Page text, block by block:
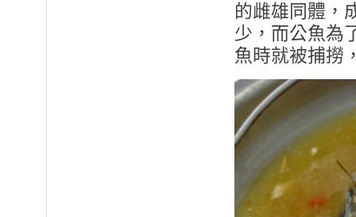
的雌雄同體，
少，而公魚為
魚時就被捕撈